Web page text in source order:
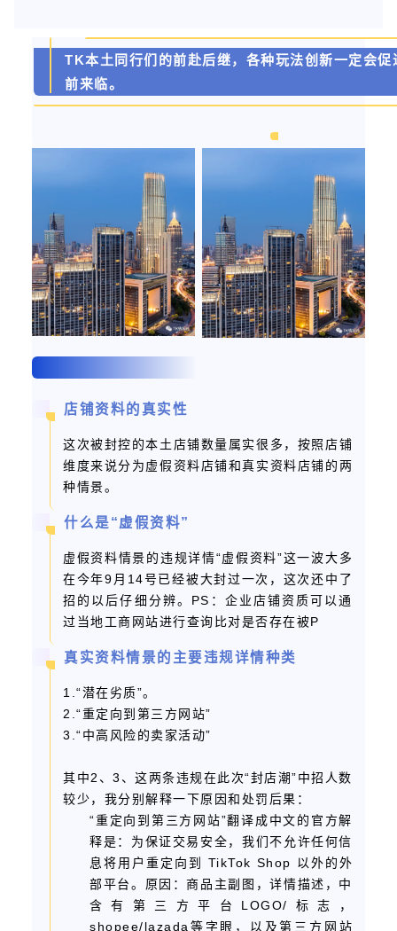
TK本土同行们的前赴后继，各种玩法创新一定会
前来临。
店铺资料的真实性
这次被封控的本土店铺数量属实很多，按照店铺
维度来说分为虚假资料店铺和真实资料店铺的两
种情景。
什么是“虚假资料”
虚假资料情景的违规详情“虚假资料”这一波大多
在今年9月14号已经被大封过一次，这次还中了
招的以后仔细分辨。PS：企业店铺资质可以通
过当地工商网站进行查询比对是否存在被P
真实资料情景的主要违规详情种类
1.“潜在劣质”。
2.“重定向到第三方网站”
3.“中高风险的卖家活动”
其中2、3、这两条违规在此次“封店潮”中招人数
较少，我分别解释一下原因和处罚后果：
“重定向到第三方网站”翻译成中文的官方解
释是：为保证交易安全，我们不允许任何信
息将用户重定向到 TikTok Shop 以外的外
部平台。原因：商品主副图，详情描述，中
含有第三方平台LOGO/标志，
shopee/lazada等字眼，以及第三方网站